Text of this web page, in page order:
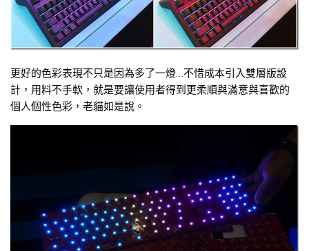
更好的色彩表現不只是因為多了一燈…不惜成本引入雙層版設
計，用料不手軟，就是要讓使用者得到更柔順與滿意與喜歡的
個人個性色彩，老貓如是說。